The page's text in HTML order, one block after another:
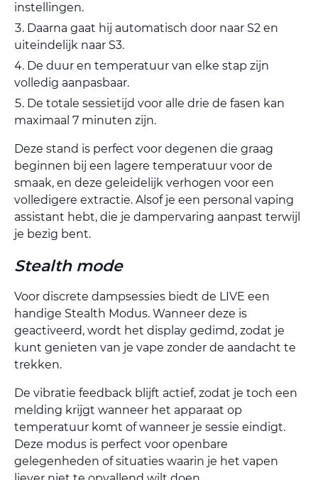
instellingen.
Daarna gaat hij automatisch door naar S2 en
uiteindelijk naar S3.
De duur en temperatuur van elke stap zijn
volledig aanpasbaar.
De totale sessietijd voor alle drie de fasen kan
maximaal 7 minuten zijn.
Deze stand is perfect voor degenen die graag
beginnen bij een lagere temperatuur voor de
smaak, en deze geleidelijk verhogen voor een
volledigere extractie. Alsof je een personal vaping
assistant hebt, die je dampervaring aanpast terwijl
je bezig bent.
Stealth mode
Voor discrete dampsessies biedt de LIVE een
handige Stealth Modus. Wanneer deze is
geactiveerd, wordt het display gedimd, zodat je
kunt genieten van je vape zonder de aandacht te
trekken.
De vibratie feedback blijft actief, zodat je toch een
melding krijgt wanneer het apparaat op
temperatuur komt of wanneer je sessie eindigt.
Deze modus is perfect voor openbare
gelegenheden of situaties waarin je het vapen